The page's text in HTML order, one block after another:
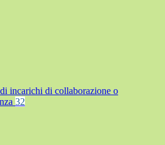
incarichi di collaborazione o
32